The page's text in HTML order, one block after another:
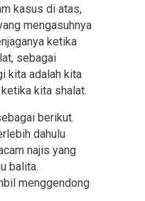
kasus di atas,
mengasuhnya
ketika
sebagai
kita adalah kita
kita shalat.
berikut.
dahulu
najis yang
balita.
menggendong